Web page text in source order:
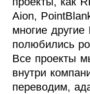
Aion,
многие
полюбились
Все проекты
внутри
переводим,